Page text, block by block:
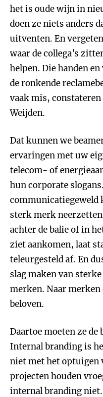
het is oude wijn in
doen ze niets anders
uitventen. En
waar de collega’s
helpen. Die handen
de ronkende
vaak mis, constateren
Weijden.
Dat kunnen we
ervaringen met uw
telecom- of
hun corporate
communicatiegeweld
sterk merk
achter de balie of in
ziet aankomen, laat
teleurgesteld af. En
slag maken van
merken. Naar merken
beloven.
Daartoe moeten ze
Internal branding is
niet met het optuigen
projecten houden
internal branding